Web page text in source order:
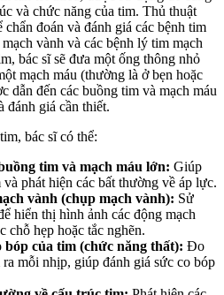
và chức năng của tim. Thủ thuật
đoán và đánh giá các bệnh tim
vành và các bệnh lý tim mạch
bác sĩ sẽ đưa một ống thông nhỏ
mạch máu (thường là ở bẹn hoặc
dẫn đến các buồng tim và mạch máu
đánh giá cần thiết.
bác sĩ có thể:
tim và mạch máu lớn: Giúp
phát hiện các bất thường về áp lực.
vành (chụp mạch vành): Sử
hiển thị hình ảnh các động mạch
chỗ hẹp hoặc tắc nghẽn.
của tim (chức năng thất): Đo
mỗi nhịp, giúp đánh giá sức co bóp